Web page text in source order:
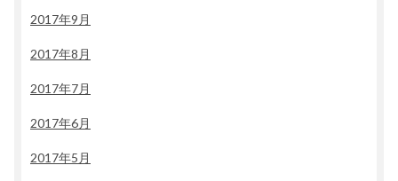
2017年9月
2017年8月
2017年7月
2017年6月
2017年5月